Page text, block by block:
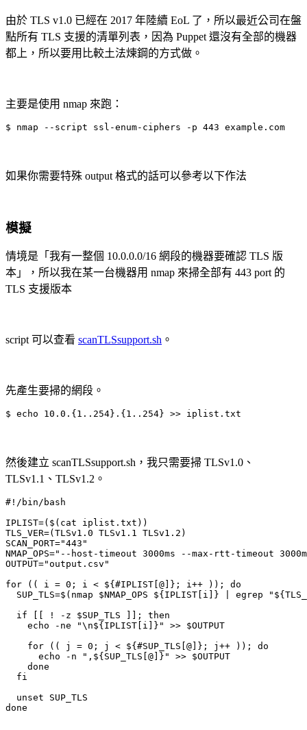
由於 TLS v1.0 已經在 2017 年陸續 EoL 了，所以最近公司在盤
點所有 TLS 支援的清單列表，因為 Puppet 還沒有全部的機器
都上，所以要用比較土法煉鋼的方式做。
主要是使用 nmap 來跑：
$ nmap --script ssl-enum-ciphers -p 443 example.com
如果你需要特殊 output 格式的話可以參考以下作法
模擬
情境是「我有一整個 10.0.0.0/16 網段的機器要確認 TLS 版
本」，所以我在某一台機器用 nmap 來掃全部有 443 port 的
TLS 支援版本
script 可以查看 scanTLSsupport.sh 。
先產生要掃的網段。
$ echo 10.0.{1..254}.{1..254} >> iplist.txt
然後建立 scanTLSsupport.sh，我只需要掃 TLSv1.0、
TLSv1.1、TLSv1.2。
#!/bin/bash
IPLIST=($(cat iplist.txt))
TLS_VER=(TLSv1.0 TLSv1.1 TLSv1.2)
SCAN_PORT="443"
NMAP_OPS="--host-timeout 3000ms --max-rtt-timeout
OUTPUT="output.csv"
for (( i = 0; i < ${#IPLIST[@]}; i++ )); do
SUP_TLS=$(nmap $NMAP_OPS ${IPLIST[i]} | egrep
  if [[ ! -z $SUP_TLS ]]; then
    echo -ne "\n${IPLIST[i]}" >> $OUTPUT
    for (( j = 0; j < ${#SUP_TLS[@]}; j++ )); do
      echo -n ",${SUP_TLS[@]}" >> $OUTPUT
    done
  fi
  unset SUP_TLS
done